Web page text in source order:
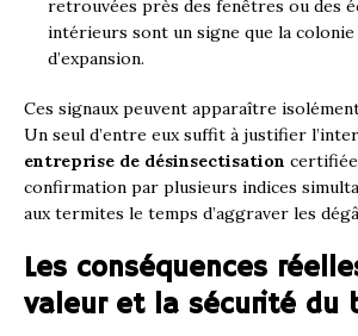
retrouvées près des fenêtres ou des
intérieurs sont un signe que la colonie
d’expansion.
Ces signaux peuvent apparaître
Un seul d’entre eux suffit à justifier
entreprise de désinsectisation
confirmation par plusieurs indices
aux termites le temps d’aggraver les
Les conséquences
valeur et la sécurité du